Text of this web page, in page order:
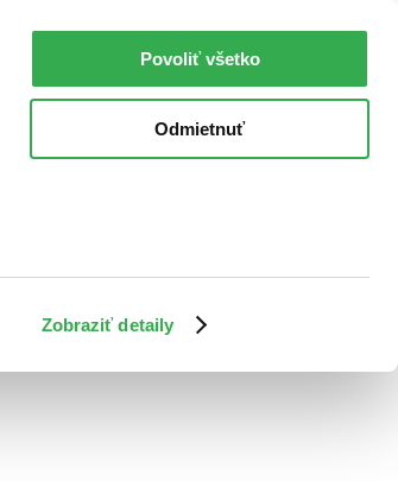
Zobraziť detaily
Povoliť všetko
Odmietnuť